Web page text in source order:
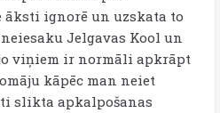
āksti ignorē un uzskata to
Jelgavas Kool un
viņiem ir normāli apkrāpt
kāpēc man neiet
slikta apkalpošanas